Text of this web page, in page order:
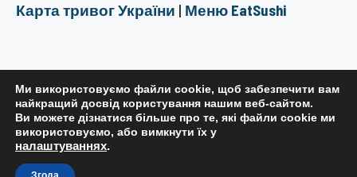
Карта тривог України | Меню EatSushi
РЕДАКЦІЙНА ПОЛІТИКА
ПОЛІТИКА КОНФІДЕНЦІЙНОСТІ
ПРАВИЛА КОРИСТУВАННЯ САЙТОМ
Ми використовуємо файли cookie, щоб забезпечити вам
найкращий досвід користування нашим веб-сайтом.
Ви можете дізнатися більше про те, які файли cookie ми
використовуємо, або вимкнути їх у
налаштуваннях.